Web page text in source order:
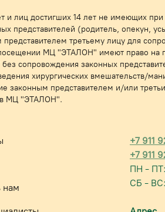
лиц достигших 14 лет не имеющих при
(родитель, опекун,
третьему лицу для
МЦ "ЭТАЛОН" имеют право на
сопровождения законных
хирургических вмешательств/
законным представителем и/или
МЦ "ЭТАЛОН".
нам
+7 911
+7 911
ПН -
СБ -